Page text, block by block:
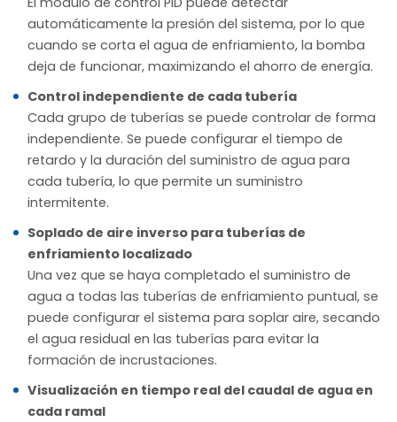
automáticamente la presión del sistema, por lo que
cuando se corta el agua de enfriamiento, la bomba
deja de funcionar, maximizando el ahorro de energía.
Control independiente de cada tubería
Cada grupo de tuberías se puede controlar de forma
independiente. Se puede configurar el tiempo de
retardo y la duración del suministro de agua para
cada tubería, lo que permite un suministro
intermitente.
Soplado de aire inverso para tuberías de
enfriamiento localizado
Una vez que se haya completado el suministro de
agua a todas las tuberías de enfriamiento puntual, se
puede configurar el sistema para soplar aire, secando
el agua residual en las tuberías para evitar la
formación de incrustaciones.
Visualización en tiempo real del caudal de agua en
cada ramal